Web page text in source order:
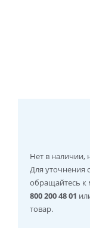
Нет в наличии,
Для уточнения
обращайтесь к
800 200 48 01
товар.